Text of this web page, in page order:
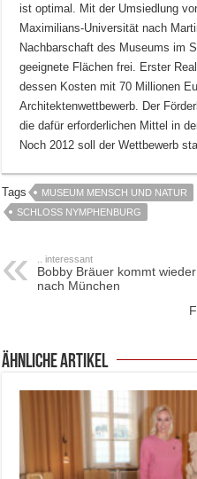
ist optimal. Mit der Umsiedlung
Maximilians-Universität nach
Nachbarschaft des Museums im
geeignete Flächen frei. Erster
dessen Kosten mit 70 Millionen
Architektenwettbewerb. Der
die dafür erforderlichen Mittel in
Noch 2012 soll der Wettbewerb
Tags MUSEUM MENSCH UND NATUR
SCHLOSS NYMPHENBURG
.. interessant
Bobby Bräuer kommt wieder
nach München
ähnliche Artikel